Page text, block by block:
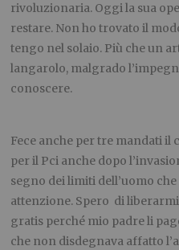
rivoluzionaria. Oggi la sua
restare. Non ho trovato il
tengo nel solaio. Più che un
langarolo, malgrado
conoscere.
Fece anche per tre mandati
per il Pci anche dopo
segno dei limiti dell’uomo
attenzione. Spero di
gratis perché mio padre li
che non disdegnava affatto